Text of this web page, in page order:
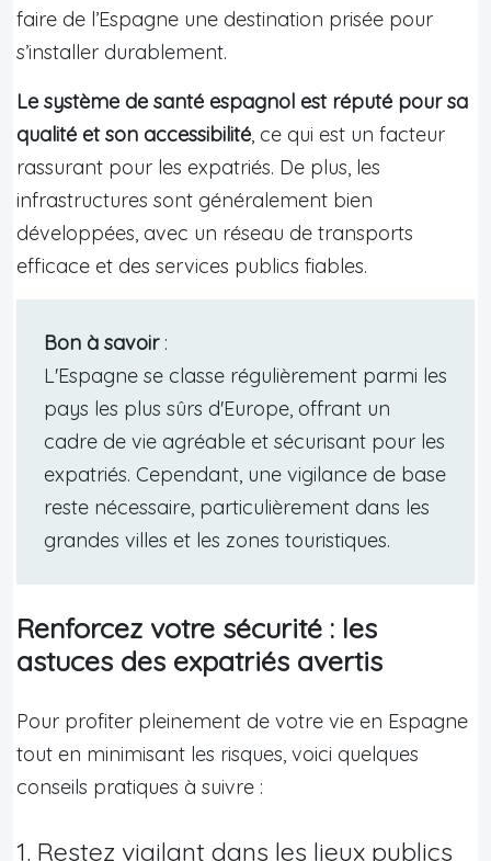
faire de l’Espagne une destination prisée pour
s’installer durablement.
Le système de santé espagnol est réputé pour sa
qualité et son accessibilité, ce qui est un facteur
rassurant pour les expatriés. De plus, les
infrastructures sont généralement bien
développées, avec un réseau de transports
efficace et des services publics fiables.
Bon à savoir:
L'Espagne se classe régulièrement parmi les
pays les plus sûrs d'Europe, offrant un
cadre de vie agréable et sécurisant pour les
expatriés. Cependant, une vigilance de base
reste nécessaire, particulièrement dans les
grandes villes et les zones touristiques.
Renforcez votre sécurité : les
astuces des expatriés avertis
Pour profiter pleinement de votre vie en Espagne
tout en minimisant les risques, voici quelques
conseils pratiques à suivre :
1. Restez vigilant dans les lieux publics